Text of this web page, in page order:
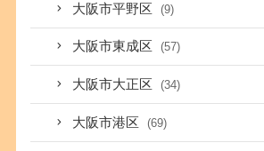
大阪市平野区 (9)
大阪市東成区 (57)
大阪市大正区 (34)
大阪市港区 (69)